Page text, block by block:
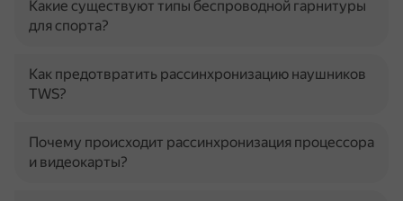
Какие существуют типы беспроводной гарнитуры
для спорта?
Как предотвратить рассинхронизацию наушников
TWS?
Почему происходит рассинхронизация процессора
и видеокарты?